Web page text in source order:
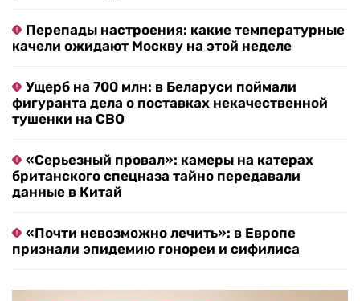
Перепады настроения: какие температурные
качели ожидают Москву на этой неделе
Ущерб на 700 млн: в Беларуси поймали
фигуранта дела о поставках некачественной
тушенки на СВО
«Серьезный провал»: камеры на катерах
британского спецназа тайно передавали
данные в Китай
«Почти невозможно лечить»: в Европе
признали эпидемию гонореи и сифилиса